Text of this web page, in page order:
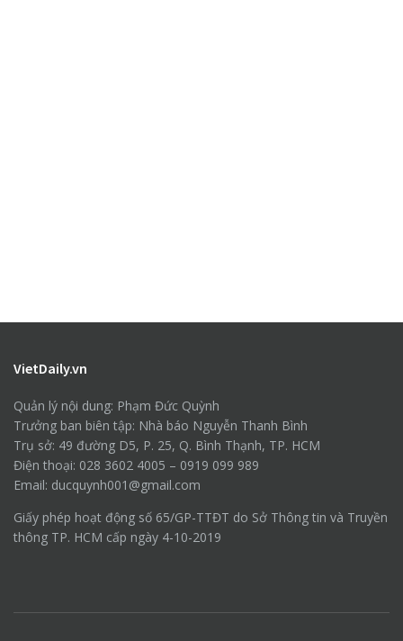
VietDaily.vn
Quản lý nội dung: Phạm Đức Quỳnh
Trưởng ban biên tập: Nhà báo Nguyễn Thanh Bình
Trụ sở: 49 đường D5, P. 25, Q. Bình Thạnh, TP. HCM
Điện thoại: 028 3602 4005 – 0919 099 989
Email: ducquynh001@gmail.com
Giấy phép hoạt động số 65/GP-TTĐT do Sở Thông tin và Truyền
thông TP. HCM cấp ngày 4-10-2019